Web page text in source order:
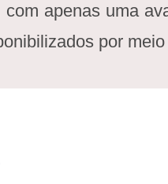
apenas uma
por